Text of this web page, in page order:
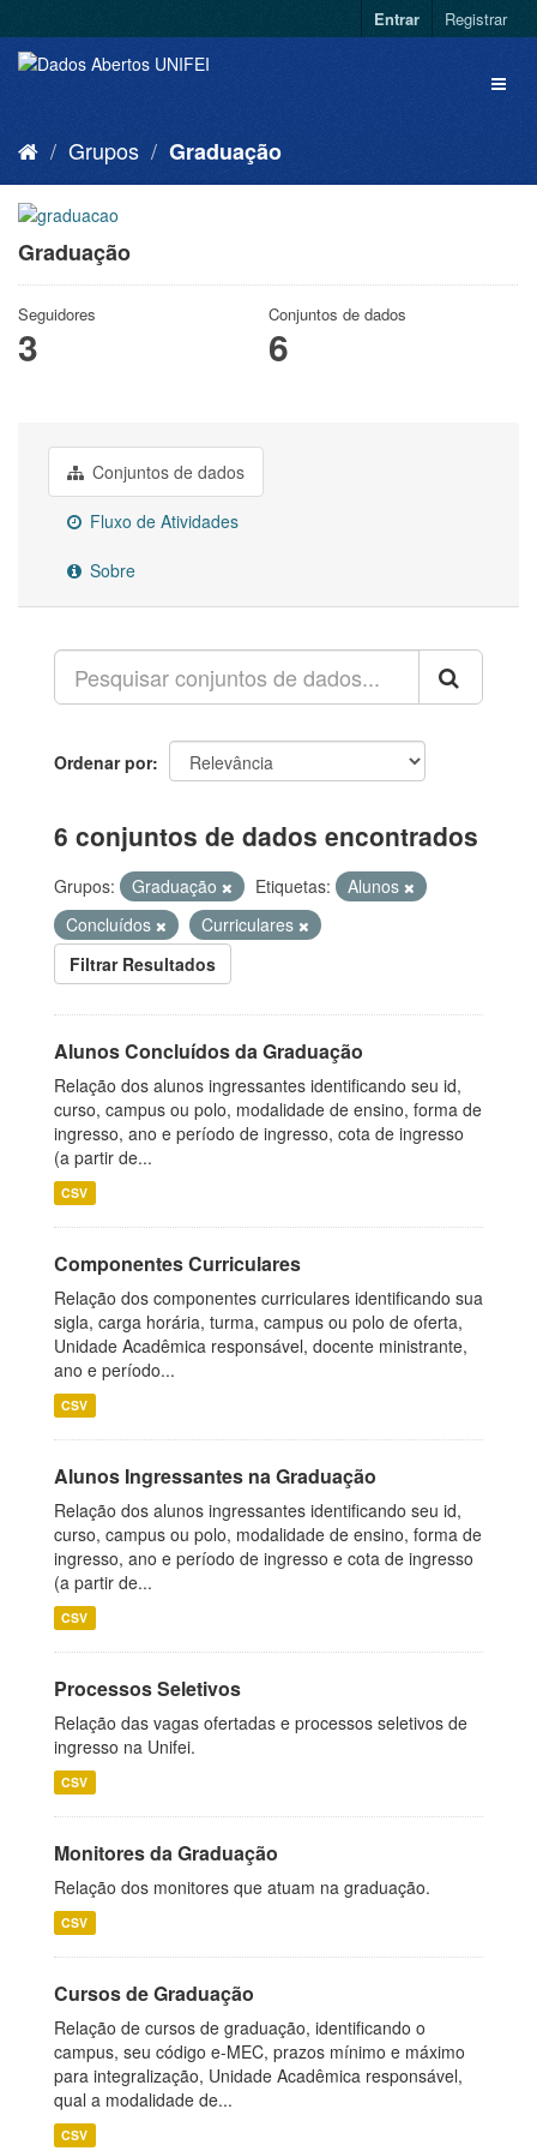
Entrar Registrar
Grupos Graduação
Graduação
Seguidores
3
Conjuntos de dados
6
Conjuntos de dados
Fluxo de Atividades
Sobre
Ordenar por
6 conjuntos de dados encontrados
Grupos: Graduação Etiquetas:
Alunos
Concluídos
Curriculares
Filtrar Resultados
Alunos Concluídos da Graduação
Relação dos alunos ingressantes identificando seu id,
curso, campus ou polo, modalidade de ensino, forma de
ingresso, ano e período de ingresso, cota de ingresso
(a partir de...
CSV
Componentes Curriculares
Relação dos componentes curriculares identificando sua
sigla, carga horária, turma, campus ou polo de oferta,
Unidade Acadêmica responsável, docente ministrante,
ano e período...
CSV
Alunos Ingressantes na Graduação
Relação dos alunos ingressantes identificando seu id,
curso, campus ou polo, modalidade de ensino, forma de
ingresso, ano e período de ingresso e cota de ingresso
(a partir de...
CSV
Processos Seletivos
Relação das vagas ofertadas e processos seletivos de
ingresso na Unifei.
CSV
Monitores da Graduação
Relação dos monitores que atuam na graduação.
CSV
Cursos de Graduação
Relação de cursos de graduação, identificando o
campus, seu código e-MEC, prazos mínimo e máximo
para integralização, Unidade Acadêmica responsável,
qual a modalidade de...
CSV